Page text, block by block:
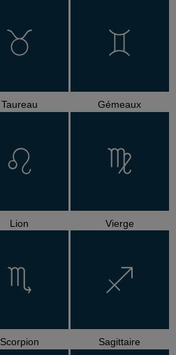
Taureau Gémeaux
Lion Vierge
Scorpion Sagittaire